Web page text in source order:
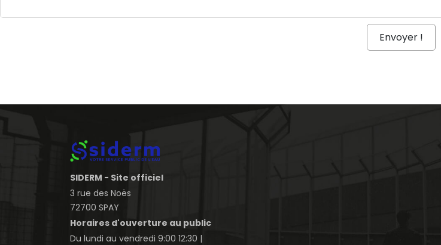
SIDERM - Site officiel
3 rue des Noës
72700 SPAY
Horaires d'ouverture au public
Du lundi au vendredi 9:00 12:30 |